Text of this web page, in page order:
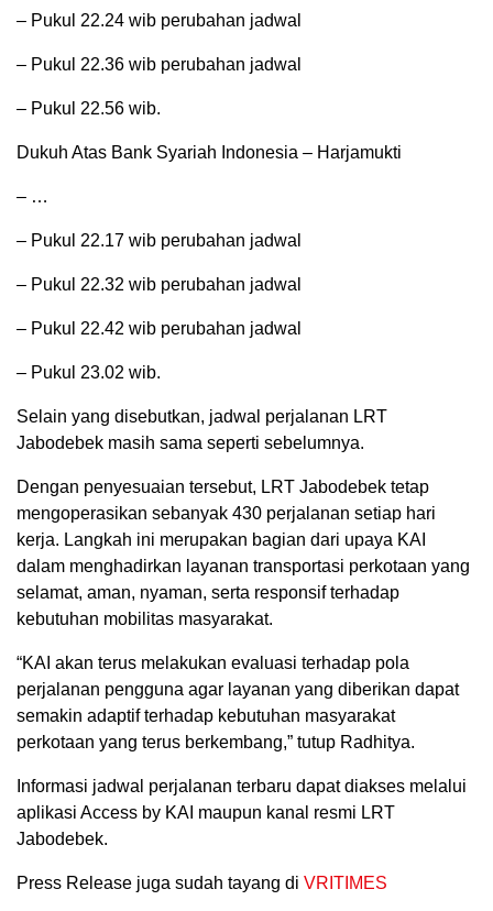
– Pukul 22.24 wib perubahan jadwal
– Pukul 22.36 wib perubahan jadwal
– Pukul 22.56 wib.
Dukuh Atas Bank Syariah Indonesia – Harjamukti
– …
– Pukul 22.17 wib perubahan jadwal
– Pukul 22.32 wib perubahan jadwal
– Pukul 22.42 wib perubahan jadwal
– Pukul 23.02 wib.
Selain yang disebutkan, jadwal perjalanan LRT
Jabodebek masih sama seperti sebelumnya.
Dengan penyesuaian tersebut, LRT Jabodebek tetap
mengoperasikan sebanyak 430 perjalanan setiap hari
kerja. Langkah ini merupakan bagian dari upaya KAI
dalam menghadirkan layanan transportasi perkotaan yang
selamat, aman, nyaman, serta responsif terhadap
kebutuhan mobilitas masyarakat.
“KAI akan terus melakukan evaluasi terhadap pola
perjalanan pengguna agar layanan yang diberikan dapat
semakin adaptif terhadap kebutuhan masyarakat
perkotaan yang terus berkembang,” tutup Radhitya.
Informasi jadwal perjalanan terbaru dapat diakses melalui
aplikasi Access by KAI maupun kanal resmi LRT
Jabodebek.
Press Release juga sudah tayang di VRITIMES